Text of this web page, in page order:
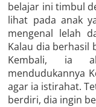
belajar ini timbul
lihat pada anak
mengenal lelah
Kalau dia berhasil
Kembali, ia
mendudukannya
agar ia istirahat.
berdiri, dia ingin